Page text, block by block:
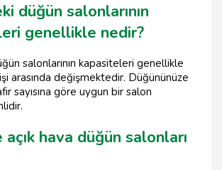
düğün salonlarının
genellikle nedir?
salonlarının kapasiteleri genellikle
arasında değişmektedir. Düğününüze
sayısına göre uygun bir salon
hava düğün salonları